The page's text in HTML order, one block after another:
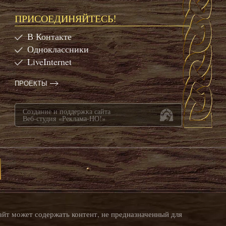
ПРИСОЕДИНЯЙТЕСЬ!
В Контакте
Одноклассники
LiveInternet
ПРОЕКТЫ
Создание и поддержка сайта
Веб-студия «Реклама-НО!»
может содержать контент, не предназначенный для